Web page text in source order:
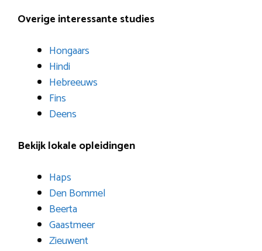
Overige interessante studies
Hongaars
Hindi
Hebreeuws
Fins
Deens
Bekijk lokale opleidingen
Haps
Den Bommel
Beerta
Gaastmeer
Zieuwent